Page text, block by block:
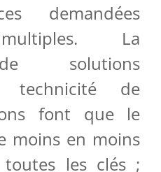
demandées
La
solutions
technicité de
font que le
moins en moins
les clés ;